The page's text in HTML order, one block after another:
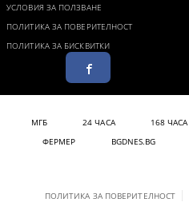
УСЛОВИЯ ЗА ПОЛЗВАНЕ
ПОЛИТИКА ЗА ПОВЕРИТЕЛНОСТ
ПОЛИТИКА ЗА БИСКВИТКИ
МГБ 24 ЧАСА 168 ЧАСА
ФЕРМЕР
BGDNES.BG
ПОЛИТИКА ЗА ПОВЕРИТЕЛНОСТ